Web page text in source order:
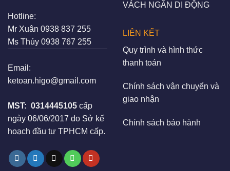
Hotline:
Mr Xuân 0938 837 255
Ms Thúy 0938 767 255
Email:
ketoan.higo@gmail.com
MST: 0314445105 cấp
ngày 06/06/2017 do Sở kế
hoạch đầu tư TPHCM cấp.
VÁCH NGĂN DI ĐỘNG
LIÊN KẾT
Quy trình và hình thức
thanh toán
Chính sách vận chuyển và
giao nhận
Chính sách bảo hành